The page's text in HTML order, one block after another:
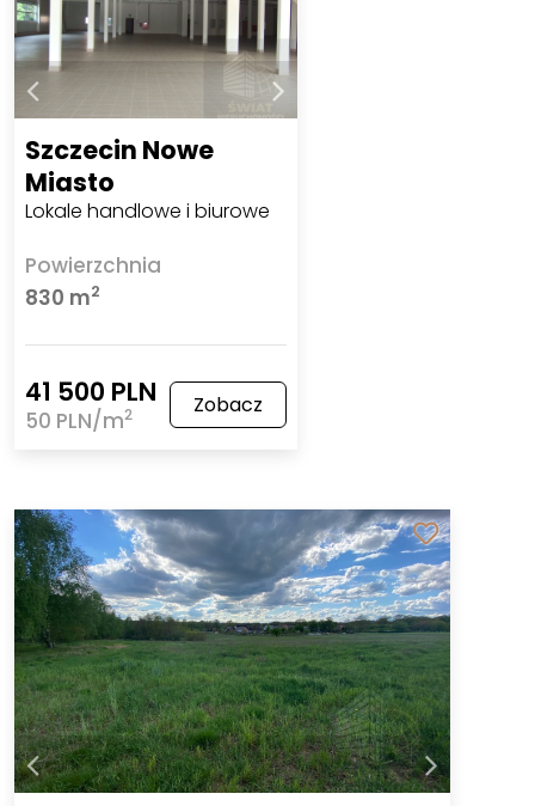
Szczecin Nowe
Miasto
Lokale handlowe i biurowe
Powierzchnia
830 m2
41 500 PLN
50 PLN/m2 Zobacz